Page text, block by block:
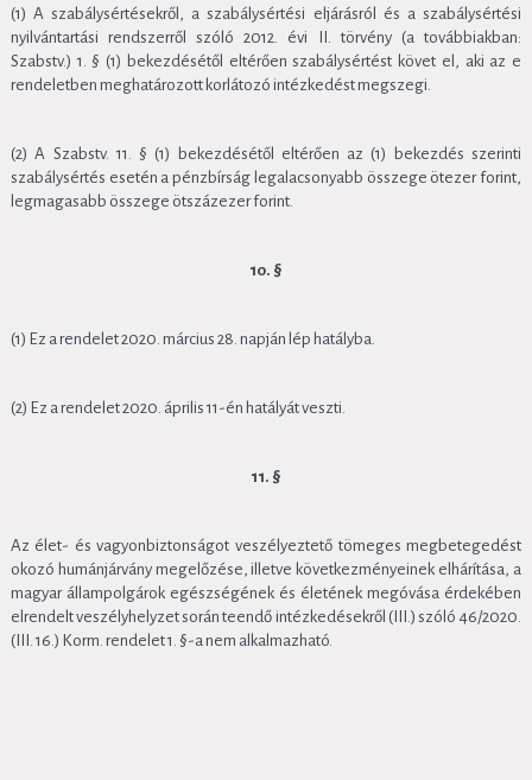
(1) A szabálysértésekről, a szabálysértési eljárásról és a szabálysértési
nyilvántartási rendszerről szóló 2012. évi II. törvény (a továbbiakban:
Szabstv.) 1. § (1) bekezdésétől eltérően szabálysértést követ el, aki az e
rendeletben meghatározott korlátozó intézkedést megszegi.
(2) A Szabstv. 11. § (1) bekezdésétől eltérően az (1) bekezdés szerinti
szabálysértés esetén a pénzbírság legalacsonyabb összege ötezer forint,
legmagasabb összege ötszázezer forint.
10. §
(1) Ez a rendelet 2020. március 28. napján lép hatályba.
(2) Ez a rendelet 2020. április 11-én hatályát veszti.
11. §
Az élet- és vagyonbiztonságot veszélyeztető tömeges megbetegedést
okozó humánjárvány megelőzése, illetve következményeinek elhárítása, a
magyar állampolgárok egészségének és életének megóvása érdekében
elrendelt veszélyhelyzet során teendő intézkedésekről (III.) szóló 46/2020.
(III. 16.) Korm. rendelet 1. §-a nem alkalmazható.